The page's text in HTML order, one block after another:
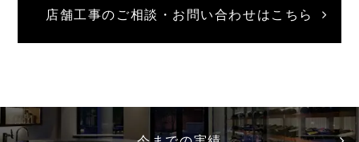
店舗工事のご相談・お問い合わせはこちら